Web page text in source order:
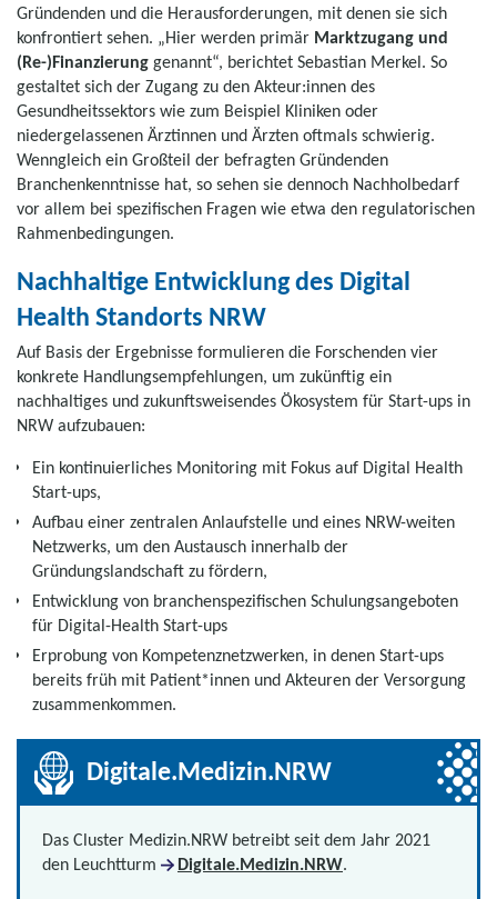
Gründenden und die Herausforderungen, mit denen sie sich
konfrontiert sehen. „Hier werden primär Marktzugang und
(Re-)Finanzierung genannt“, berichtet Sebastian Merkel. So
gestaltet sich der Zugang zu den Akteur:innen des
Gesundheitssektors wie zum Beispiel Kliniken oder
niedergelassenen Ärztinnen und Ärzten oftmals schwierig.
Wenngleich ein Großteil der befragten Gründenden
Branchenkenntnisse hat, so sehen sie dennoch Nachholbedarf
vor allem bei spezifischen Fragen wie etwa den regulatorischen
Rahmenbedingungen.
Nachhaltige Entwicklung des Digital
Health Standorts NRW
Auf Basis der Ergebnisse formulieren die Forschenden vier
konkrete Handlungsempfehlungen, um zukünftig ein
nachhaltiges und zukunftsweisendes Ökosystem für Start-ups in
NRW aufzubauen:
Ein kontinuierliches Monitoring mit Fokus auf Digital Health
Start-ups,
Aufbau einer zentralen Anlaufstelle und eines NRW-weiten
Netzwerks, um den Austausch innerhalb der
Gründungslandschaft zu fördern,
Entwicklung von branchenspezifischen Schulungsangeboten
für Digital-Health Start-ups
Erprobung von Kompetenznetzwerken, in denen Start-ups
bereits früh mit Patient*innen und Akteuren der Versorgung
zusammenkommen.
Digitale.Medizin.NRW
Das Cluster Medizin.NRW betreibt seit dem Jahr 2021
den Leuchtturm
Digitale.Medizin.NRW.